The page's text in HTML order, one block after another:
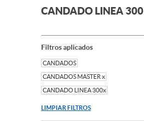
CANDADO LINEA 300
Filtros aplicados
CANDADOS
CANDADOS MASTER x
CANDADO LINEA 300x
LIMPIAR FILTROS